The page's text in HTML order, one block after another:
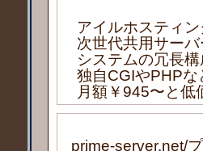
アイルホスティン
次世代共用サーバ
システムの冗長構
独自CGIやPHPな
月額￥945〜と低
prime-server.net/